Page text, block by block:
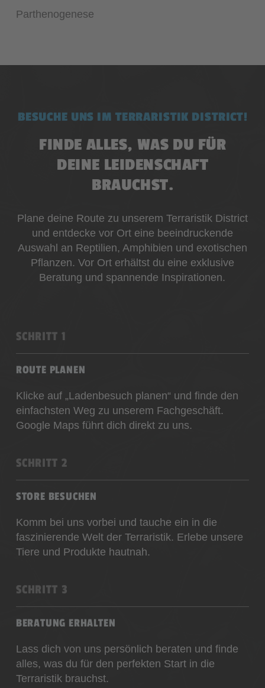
Parthenogenese
BESUCHE UNS IM TERRARISTIK DISTRICT!
FINDE ALLES, WAS DU FÜR
DEINE LEIDENSCHAFT
BRAUCHST.
Plane deine Route zu unserem Terraristik District
und entdecke vor Ort eine beeindruckende
Auswahl an Reptilien, Amphibien und exotischen
Pflanzen. Vor Ort erhältst du eine exklusive
Beratung und spannende Inspirationen.
SCHRITT 1
ROUTE PLANEN
Klicke auf „Ladenbesuch planen“ und finde den
einfachsten Weg zu unserem Fachgeschäft.
Google Maps führt dich direkt zu uns.
SCHRITT 2
STORE BESUCHEN
Komm bei uns vorbei und tauche ein in die
faszinierende Welt der Terraristik. Erlebe unsere
Tiere und Produkte hautnah.
SCHRITT 3
BERATUNG ERHALTEN
Lass dich von uns persönlich beraten und finde
alles, was du für den perfekten Start in die
Terraristik brauchst.